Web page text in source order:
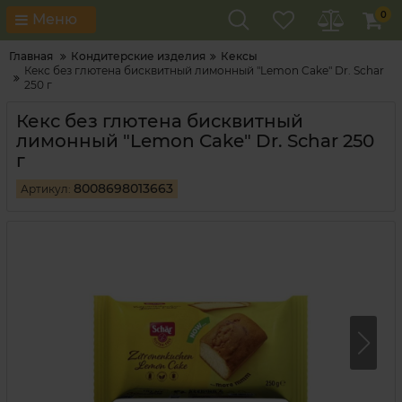
Меню 0
Главная Кондитерские изделия
Кексы
Кекс без глютена бисквитный лимонный "Lemon Cake" Dr. Schar
250 г
Кекс без глютена бисквитный
лимонный "Lemon Cake" Dr. Schar 250
г
Артикул: 8008698013663